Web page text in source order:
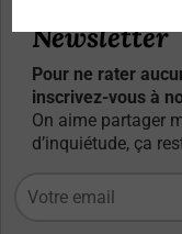
Newsletter
Pour ne rater
inscrivez-vous à
On aime partager
d’inquiétude, ça